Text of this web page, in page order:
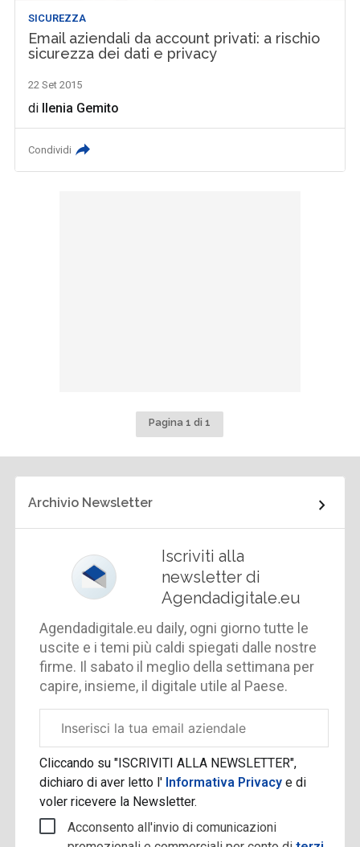
SICUREZZA
Email aziendali da account privati: a rischio
sicurezza dei dati e privacy
22 Set 2015
di Ilenia Gemito
Condividi
Pagina 1 di 1
Archivio Newsletter
Iscriviti alla
newsletter di
Agendadigitale.eu
Agendadigitale.eu daily, ogni giorno tutte le
uscite e i temi più caldi spiegati dalle nostre
firme. Il sabato il meglio della settimana per
capire, insieme, il digitale utile al Paese.
aziendale
Cliccando su "ISCRIVITI ALLA NEWSLETTER",
dichiaro di aver letto l' Informativa Privacye di
voler ricevere la Newsletter.
Acconsento all'invio di comunicazioni